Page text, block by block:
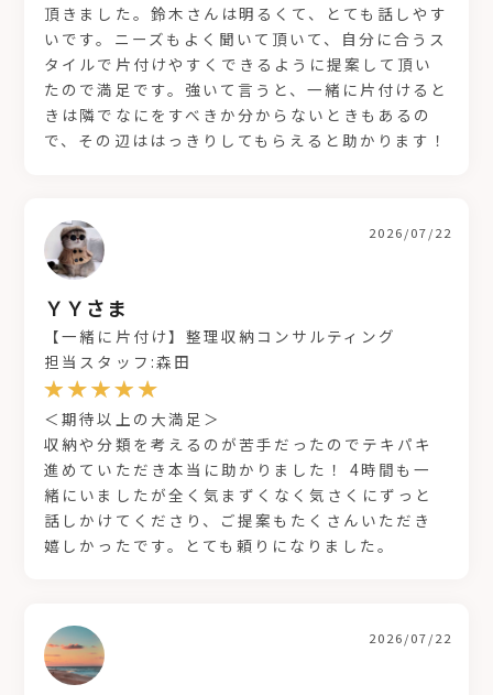
頂きました。鈴木さんは明るくて、とても話しやす
いです。ニーズもよく聞いて頂いて、自分に合うス
タイルで片付けやすくできるように提案して頂い
たので満足です。強いて言うと、一緒に片付けると
きは隣でなにをすべきか分からないときもあるの
で、その辺ははっきりしてもらえると助かります！
ＹＹさま
2026/07/22
【一緒に片付け】整理収納コンサルティング
担当スタッフ:森田
＜期待以上の大満足＞
収納や分類を考えるのが苦手だったのでテキパキ
進めていただき本当に助かりました！ 4時間も一
緒にいましたが全く気まずくなく気さくにずっと
話しかけてくださり、ご提案もたくさんいただき
嬉しかったです。とても頼りになりました。
2026/07/22